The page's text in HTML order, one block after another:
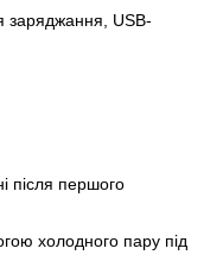
заряджання, USB-
після першого
холодного пару під